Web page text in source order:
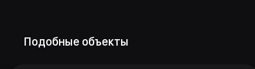
Подобные объекты